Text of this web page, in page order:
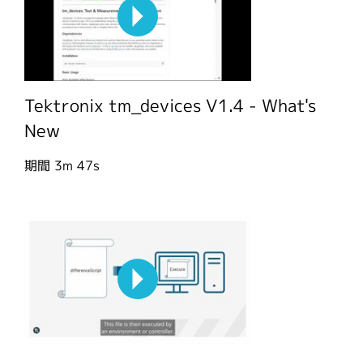
Tektronix tm_devices V1.4 - What's
New
期間 3m 47s